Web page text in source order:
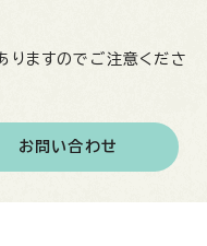
りますのでご注意くださ
お問い合わせ